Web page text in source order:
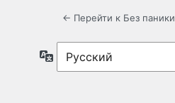
← Перейти к Без паники
Язык